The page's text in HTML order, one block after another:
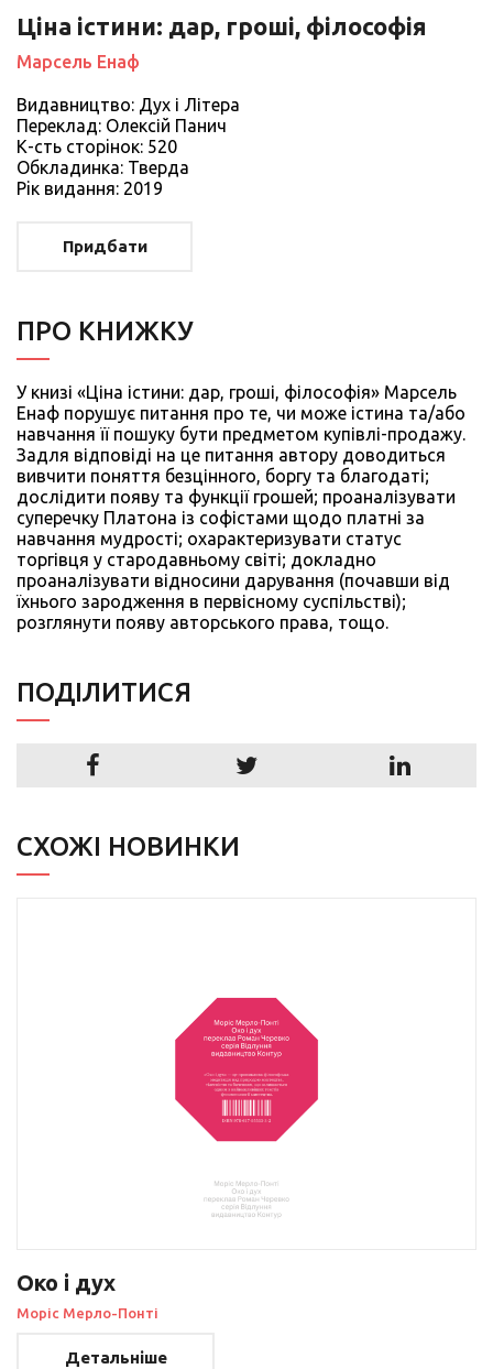
Ціна істини: дар, гроші, філософія
Марсель Енаф
Видавництво: Дух і Літера
Переклад: Олексій Панич
К-сть сторiнок: 520
Обкладинка: Тверда
Рiк видання: 2019
Придбати
ПРО КНИЖКУ
У книзі «Ціна істини: дар, гроші, філософія» Марсель
Енаф порушує питання про те, чи може істина та/або
навчання її пошуку бути предметом купівлі-продажу.
Задля відповіді на це питання автору доводиться
вивчити поняття безцінного, боргу та благодаті;
дослідити появу та функції грошей; проаналізувати
суперечку Платона із софістами щодо платні за
навчання мудрості; охарактеризувати статус
торгівця у стародавньому світі; докладно
проаналізувати відносини дарування (почавши від
їхнього зародження в первісному суспільстві);
розглянути появу авторського права, тощо.
ПОДIЛИТИСЯ
СХОЖІ НОВИНКИ
Око і дух
Моріс Мерло-Понті
Детальніше